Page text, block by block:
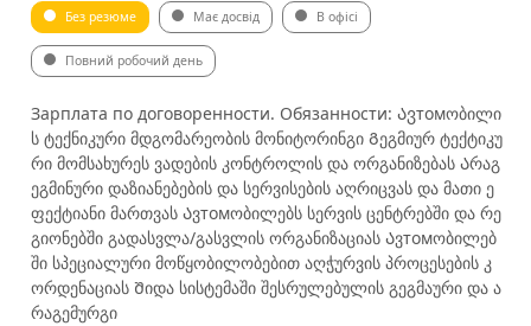
Без резюме Має досвід В офісі
Повний робочий день
Зарплата по договоренности. Обязанности: Ავтомობილი
ს ტექნიკური მდგომარეობის მონიტორინგი Გეგმიურ ტექტიკუ
რი მომსახურეს ვადების კონტროლის და ორგანიზებას Არაგ
ეგმინური დაზიანებების და სერვისების აღრიცვას და მათი ე
ფექტიანი მართვას Ავтомობილებს სერვის ცენტრებში და რე
გიონებში გადასვლა/გასვლის ორგანიზაციას Ავтомობილებ
ში სპეციალური მოწყობილობებით აღჭურვის პროცესების კ
ორდენაციას Შიდა სისტემაში შესრულებულის გეგმაური და ა
რაგემურგი